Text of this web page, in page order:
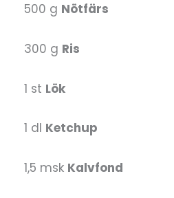
500 g Nötfärs
300 g Ris
1 st Lök
1 dl Ketchup
1,5 msk Kalvfond